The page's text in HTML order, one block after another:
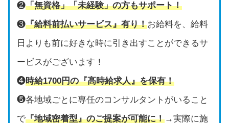
❷「無資格」「未経験」の方もサポート！
❸『給料前払いサービス』有り！お給料を、給料
日よりも前に好きな時に引き出すことができるサ
ービスがございます！
❹時給1700円の『高時給求人』を保有！
❺各地域ごとに専任のコンサルタントがいること
で『地域密着型』のご提案が可能に！→実際に施